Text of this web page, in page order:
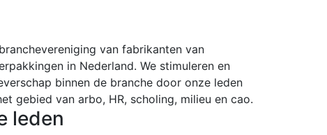
van fabrikanten van
in Nederland. We stimuleren en
binnen de branche door onze leden
gebied van arbo, HR, scholing, milieu en cao.
leden